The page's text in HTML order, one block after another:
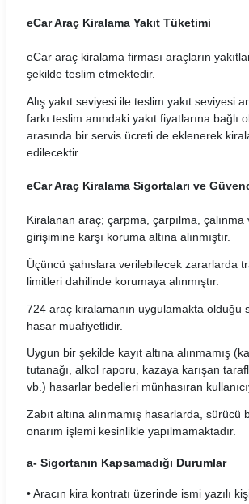
MaraşRent Araç Kiralama Koşulları
Mayrent Araç Kiralama Koşulları
Mert Araç Kiralama Koşulları
Mobilup Araç Kiralama Koşulları
Multicar Araç Kiralama Koşulları
Natura Araç Kiralama Koşulları
Nissa Araç Kiralama Koşulları
Novacar Araç Kiralama Koşulları
Oğuz Araç Kiralama Koşulları
Otocar Araç Kiralama Koşulları
Otoseç Araç Kiralama Koşulları
OtoTur Araç Kiralama Koşulları
Port Araç Kiralama Koşulları
eCar Araç Kiralama Yakıt Tüketimi
eCar araç kiralama firması araçların
şekilde teslim etmektedir.
Alış yakıt seviyesi ile teslim yakıt seviyesi
farkı teslim anındaki yakıt fiyatlarına bağlı
arasında bir servis ücreti de eklenerek
edilecektir.
eCar Araç Kiralama Sigortaları ve
Kiralanan araç; çarpma, çarpılma, çalınma
girişimine karşı koruma altına alınmıştır.
Üçüncü şahıslara verilebilecek zararlarda
limitleri dahilinde korumaya alınmıştır.
724 araç kiralamanın uygulamakta olduğu
hasar muafiyetlidir.
Uygun bir şekilde kayıt altına alınmamış
tutanağı, alkol raporu, kazaya karışan
vb.) hasarlar bedelleri münhasıran
Zabıt altına alınmamış hasarlarda, sürücü
onarım işlemi kesinlikle yapılmamaktadır.
a- Sigortanın Kapsamadığı Durumlar
• Aracın kira kontratı üzerinde ismi yazılı